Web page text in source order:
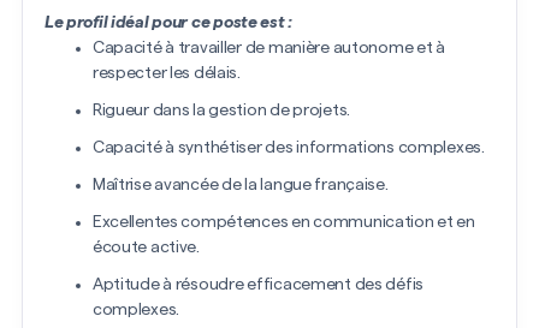
Le profil idéal pour ce poste est :
Capacité à travailler de manière autonome et à
respecter les délais.
Rigueur dans la gestion de projets.
Capacité à synthétiser des informations complexes.
Maîtrise avancée de la langue française.
Excellentes compétences en communication et en
écoute active.
Aptitude à résoudre efficacement des défis
complexes.